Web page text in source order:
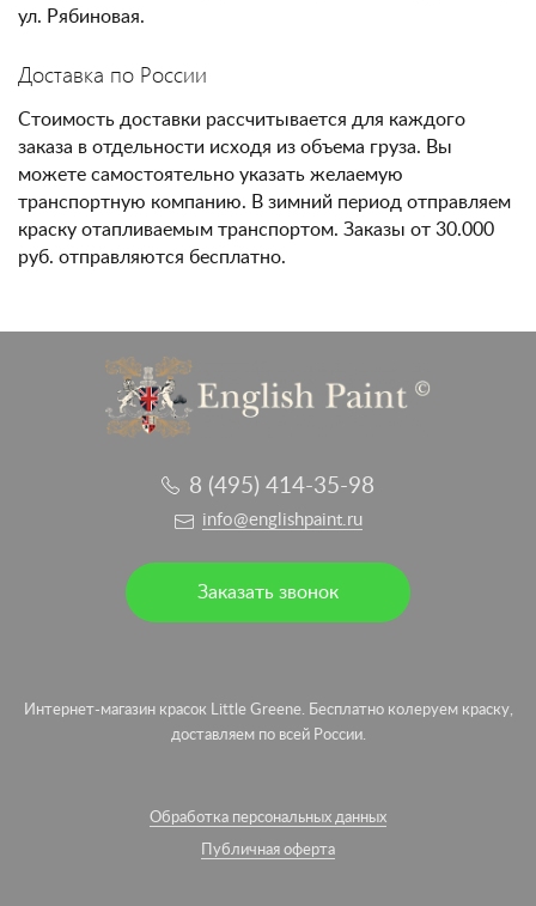
ул. Рябиновая.
Доставка по России
Стоимость доставки рассчитывается для каждого
заказа в отдельности исходя из объема груза. Вы
можете самостоятельно указать желаемую
транспортную компанию. В зимний период отправляем
краску отапливаемым транспортом. Заказы от 30.000
руб. отправляются бесплатно.
8 (495) 414-35-98
info@englishpaint.ru
Заказать звонок
Интернет-магазин красок Little Greene. Бесплатно колеруем краску,
доставляем по всей России.
Обработка персональных данных
Публичная оферта